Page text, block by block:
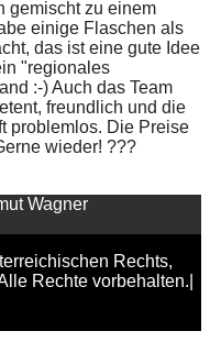
gemischt zu einem
einige Flaschen als
das ist eine gute Idee
"regionales
:-) Auch das Team
freundlich und die
problemlos. Die Preise
wieder! ???
Wagner
Rechts,
Rechte vorbehalten.|